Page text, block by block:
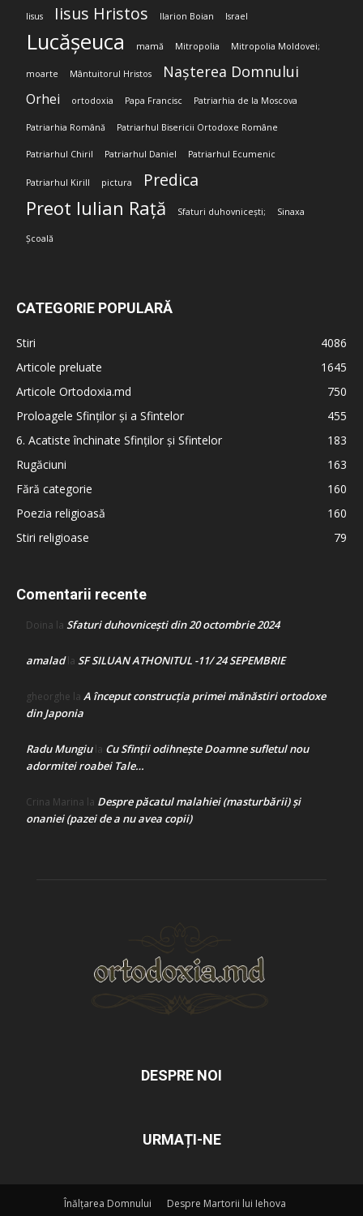
Iisus Iisus Hristos Ilarion Boian Israel
Lucășeuca mamă Mitropolia Mitropolia Moldovei;
moarte Mântuitorul Hristos Nașterea Domnului
Orhei ortodoxia Papa Francisc Patriarhia de la Moscova
Patriarhia Română Patriarhul Bisericii Ortodoxe Române
Patriarhul Chiril Patriarhul Daniel Patriarhul Ecumenic
Patriarhul Kirill pictura Predica
Preot Iulian Rață Sfaturi duhovnicești; Sinaxa
Școală
CATEGORIE POPULARĂ
Stiri
4086
Articole preluate
1645
Articole Ortodoxia.md
750
Proloagele Sfinților și a Sfintelor
455
6. Acatiste închinate Sfinților și Sfintelor
183
Rugăciuni
163
Fără categorie
160
Poezia religioasă
160
Stiri religioase
79
Comentarii recente
Doina la Sfaturi duhovnicești din 20 octombrie 2024
amaladla SF SILUAN ATHONITUL -11/ 24 SEPEMBRIE
gheorghe la A început construcţia primei mănăstiri ortodoxe
din Japonia
Radu Mungiula Cu Sfinții odihnește Doamne sufletul nou
adormitei roabei Tale…
Crina Marina la Despre păcatul malahiei (masturbării) şi
onaniei (pazei de a nu avea copii)
DESPRE NOI
URMAȚI-NE
Înălțarea Domnului
Despre Martorii lui Iehova